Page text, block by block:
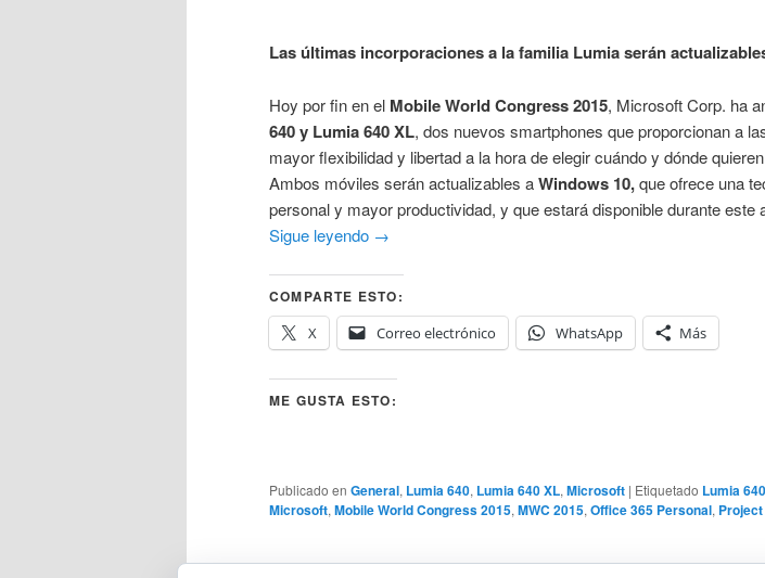
Las últimas incorporaciones a la familia Lumia serán
Hoy por fin en el Mobile World Congress 2015, Microsoft Corp. ha
640 y Lumia 640 XL, dos nuevos smartphones que proporcionan a
mayor flexibilidad y libertad a la hora de elegir cuándo y dónde
Ambos móviles serán actualizables aWindows 10,que ofrece una
personal y mayor productividad, y que estará disponible durante este
Sigue leyendo →
COMPARTE ESTO:
X
Correo electrónico WhatsApp Más
ME GUSTA ESTO:
Publicado en General, Lumia 640, Lumia 640 XL, Microsoft | Etiquetado Lumia 640
Microsoft, Mobile World Congress 2015, MWC 2015, Office 365 Personal,